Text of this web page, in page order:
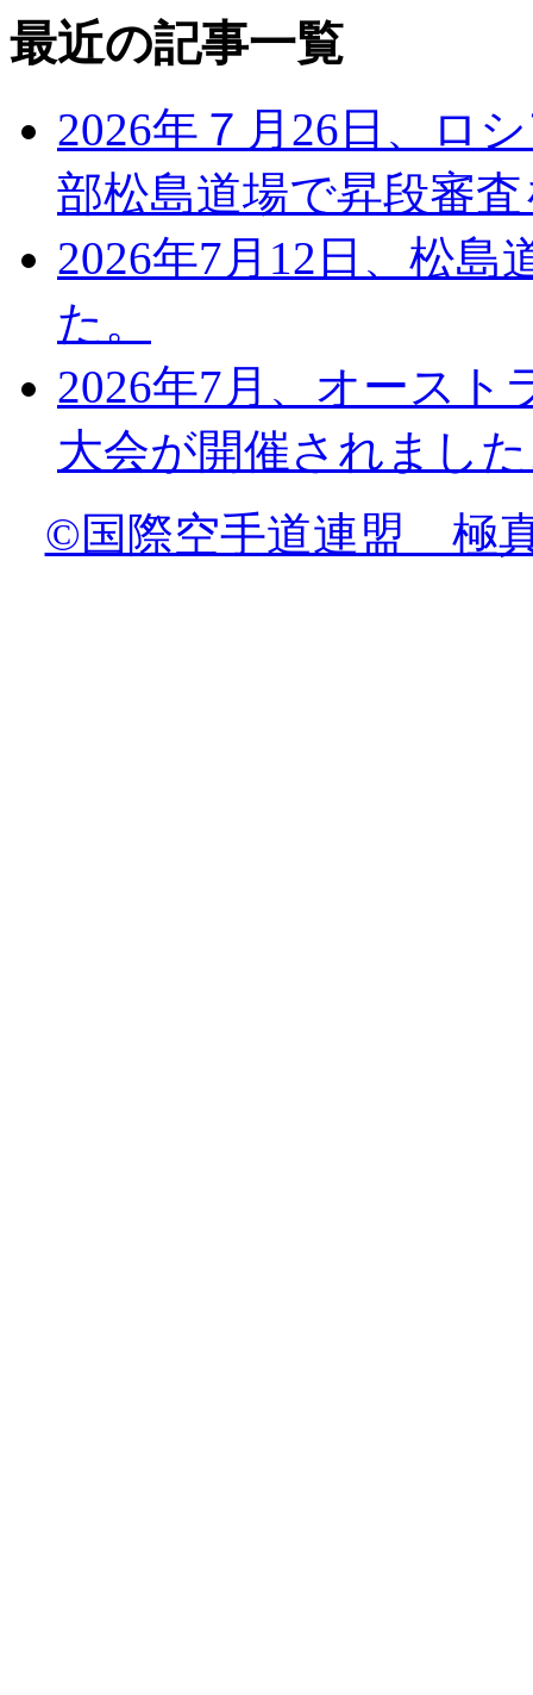
最近の記事一覧
2026年７月26日、ロ
部松島道場で昇段審
2026年7月12日、松
た。
2026年7月、オース
大会が開催されまし
©国際空手道連盟 極